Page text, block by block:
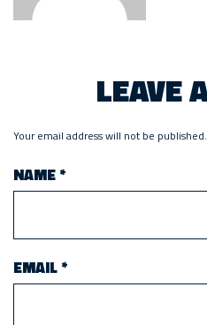
LEAVE
Your email address will not be published.
NAME*
EMAIL*